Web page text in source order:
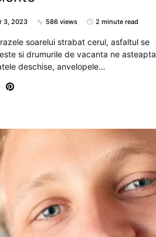
3, 2023 586 views 2 minute read
soarelui strabat cerul, asfaltul se
si drumurile de vacanta ne asteapta
deschise, anvelopele…